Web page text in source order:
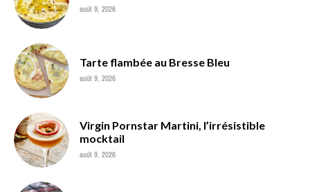
août 9, 2026
Tarte flambée au Bresse Bleu
août 9, 2026
Virgin Pornstar Martini, l’irrésistible
mocktail
août 9, 2026